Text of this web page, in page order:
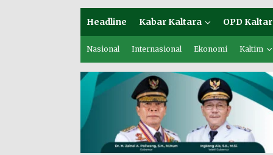
Headline Kabar Kaltara OPD
Nasional Internasional Ekonomi Kaltim